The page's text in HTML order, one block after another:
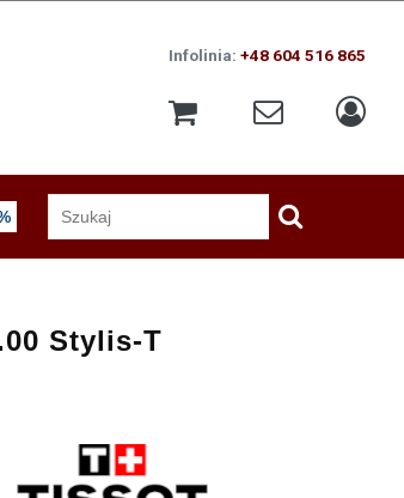
Infolinia:+48 604 516 865
Stylis-T